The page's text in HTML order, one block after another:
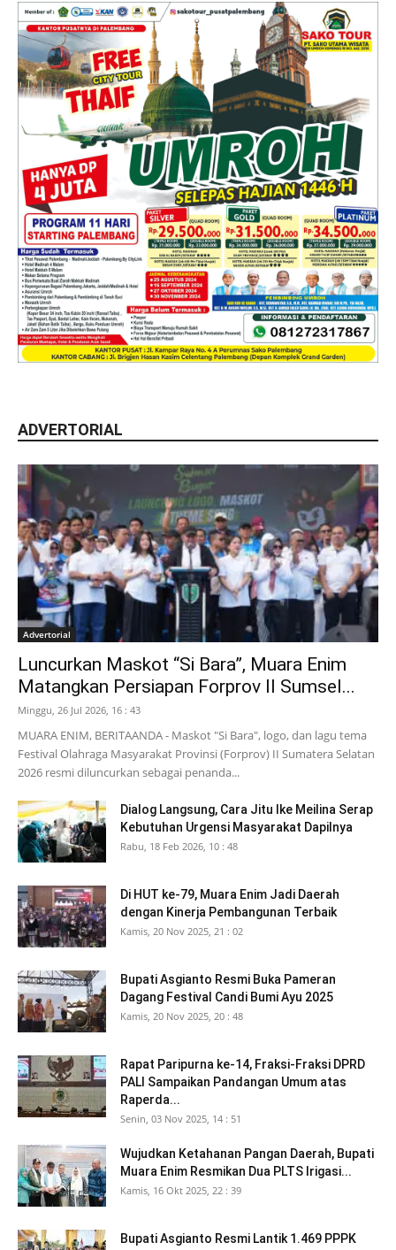
ADVERTORIAL
Advertorial
Luncurkan Maskot “Si Bara”, Muara Enim
Matangkan Persiapan Forprov II Sumsel...
Minggu, 26 Jul 2026, 16 : 43
MUARA ENIM, BERITAANDA - Maskot "Si Bara", logo, dan lagu tema
Festival Olahraga Masyarakat Provinsi (Forprov) II Sumatera Selatan
2026 resmi diluncurkan sebagai penanda...
Dialog Langsung, Cara Jitu Ike Meilina Serap
Kebutuhan Urgensi Masyarakat Dapilnya
Rabu, 18 Feb 2026, 10 : 48
Di HUT ke-79, Muara Enim Jadi Daerah
dengan Kinerja Pembangunan Terbaik
Kamis, 20 Nov 2025, 21 : 02
Bupati Asgianto Resmi Buka Pameran
Dagang Festival Candi Bumi Ayu 2025
Kamis, 20 Nov 2025, 20 : 48
Rapat Paripurna ke-14, Fraksi-Fraksi DPRD
PALI Sampaikan Pandangan Umum atas
Raperda...
Senin, 03 Nov 2025, 14 : 51
Wujudkan Ketahanan Pangan Daerah, Bupati
Muara Enim Resmikan Dua PLTS Irigasi...
Kamis, 16 Okt 2025, 22 : 39
Bupati Asgianto Resmi Lantik 1.469 PPPK